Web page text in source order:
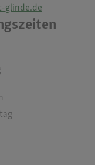
glinde.de